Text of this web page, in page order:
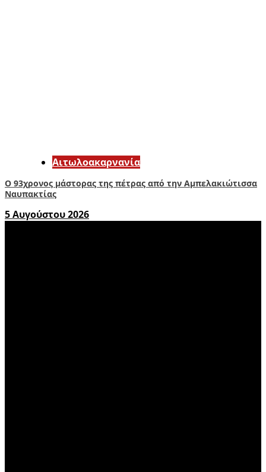
Αιτωλοακαρνανία
Ο 93χρονος μάστορας της πέτρας από την Αμπελακιώτισσα
Ναυπακτίας
5 Αυγούστου 2026